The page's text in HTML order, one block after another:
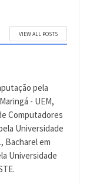
VIEW ALL POSTS
pela
- UEM,
Computadores
Universidade
Bacharel em
Universidade